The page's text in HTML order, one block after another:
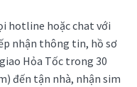
hotline hoặc chat với
nhận thông tin, hồ sơ
Hỏa Tốc trong 30
đến tận nhà, nhận sim